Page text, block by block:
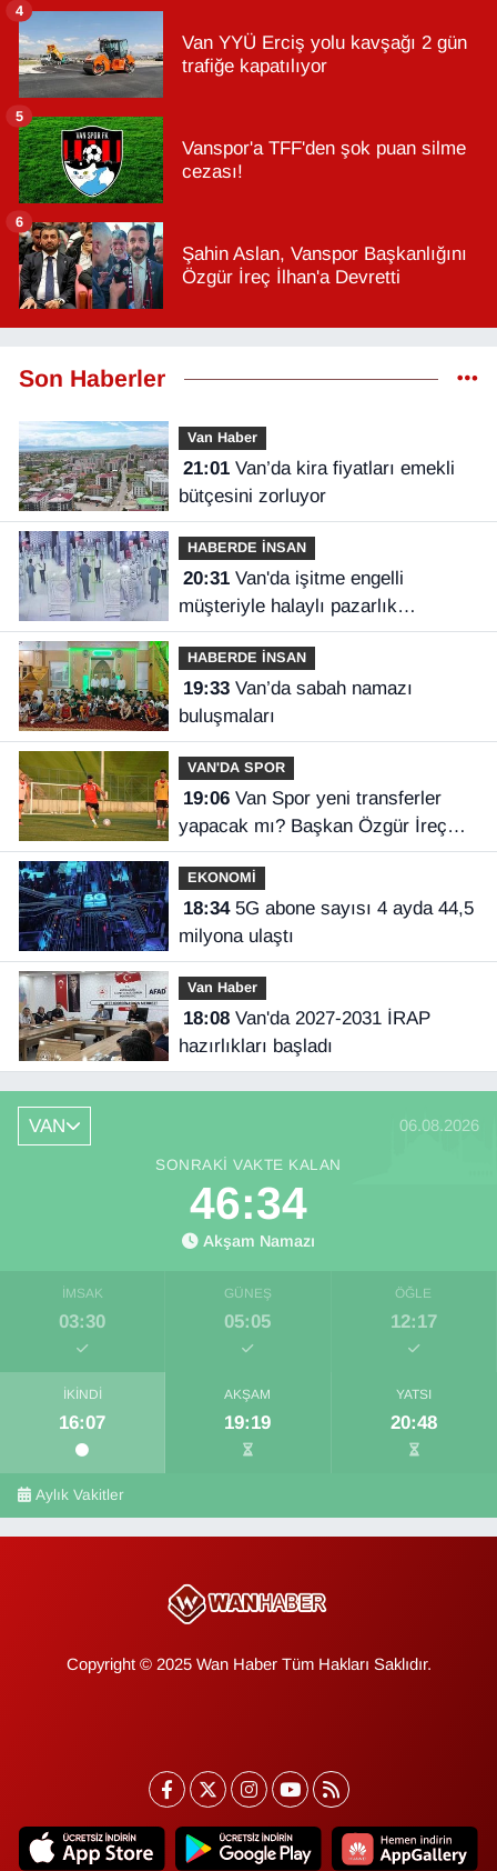
Van YYÜ Erciş yolu kavşağı 2 gün
trafiğe kapatılıyor
4
Vanspor'a TFF'den şok puan silme
cezası!
5
Şahin Aslan, Vanspor Başkanlığını
Özgür İreç İlhan'a Devretti
6
Son Haberler
Van Haber
21:01Van’da kira fiyatları emekli
bütçesini zorluyor
HABERDE İNSAN
20:31Van'da işitme engelli
müşteriyle halaylı pazarlık
gülümsetti
HABERDE İNSAN
19:33Van’da sabah namazı
buluşmaları
VAN'DA SPOR
19:06Van Spor yeni transferler
yapacak mı? Başkan Özgür İreç
İlhan açıkladı
EKONOMİ
18:345G abone sayısı 4 ayda 44,5
milyona ulaştı
Van Haber
18:08Van'da 2027-2031 İRAP
hazırlıkları başladı
VAN 06.08.2026
SONRAKI VAKTE KALAN
46:33
Akşam Namazı
İMSAK
03:30
GÜNEŞ
05:05
ÖĞLE
12:17
İKINDI
16:07
AKŞAM
19:19
YATSI
20:48
Aylık Vakitler
Copyright © 2025 Wan Haber Tüm Hakları Saklıdır.